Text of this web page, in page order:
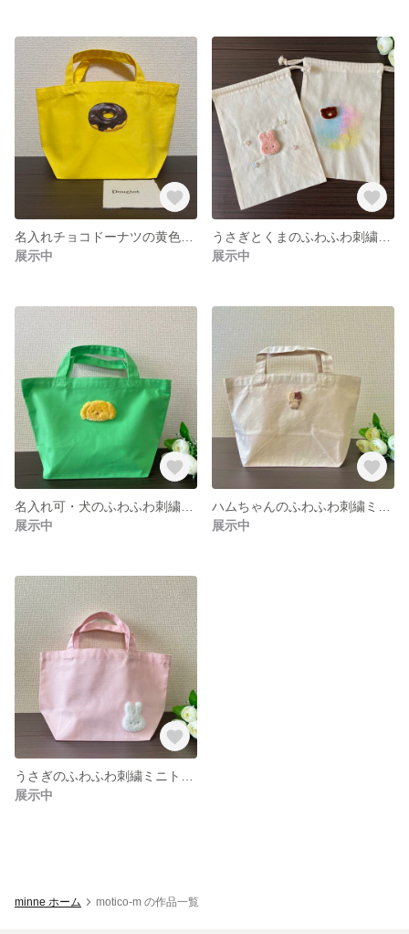
展示中
展示中
展示中
展示中
展示中
minne ホーム motico-m の作品一覧